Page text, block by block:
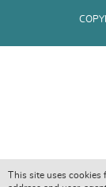
This site uses cookies